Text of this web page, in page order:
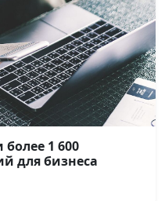
1 600
для бизнеса